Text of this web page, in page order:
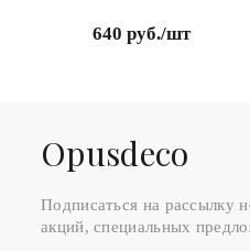
640 руб./шт
Оpusdeco
Подписаться на рассылку
акций, специальных